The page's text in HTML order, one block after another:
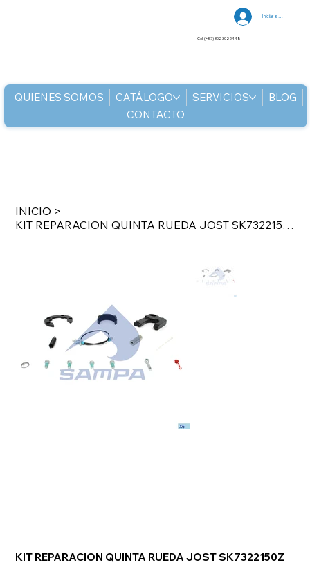
QUIENES SOMOS CATÁLOGO SERVICIOS
BLOG
CONTACTO
Iniciar sesión
Cel: (+57) 302 3022448
INICIO >
KIT REPARACION QUINTA RUEDA JOST SK7322150Z
KIT REPARACION QUINTA RUEDA JOST SK7322150Z